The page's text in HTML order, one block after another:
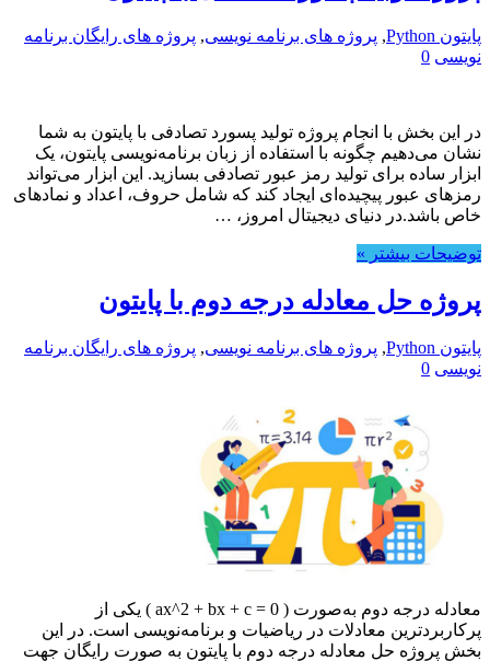
پایتون Python , پروژه های برنامه نویسی, پروژه های رایگان برنامه
نویسی 0
در این بخش با انجام پروژه تولید پسورد تصادفی با پایتون به شما
نشان می‌دهیم چگونه با استفاده از زبان برنامه‌نویسی پایتون، یک
ابزار ساده برای تولید رمز عبور تصادفی بسازید. این ابزار می‌تواند
رمزهای عبور پیچیده‌ای ایجاد کند که شامل حروف، اعداد و نمادهای
خاص باشد.در دنیای دیجیتال امروز، …
توضیحات بیشتر »
پروژه حل معادله درجه دوم با پایتون
پایتون Python , پروژه های برنامه نویسی, پروژه های رایگان برنامه
نویسی 0
معادله درجه دوم به‌صورت ( ax^2 + bx + c = 0 ) یکی از
پرکاربردترین معادلات در ریاضیات و برنامه‌نویسی است. در این
بخش پروژه حل معادله درجه دوم با پایتون به صورت رایگان جهت